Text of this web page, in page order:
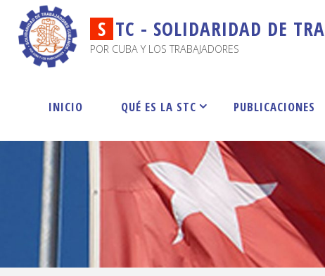
S TC - SOLIDARIDAD DE TRA
POR CUBA Y LOS TRABAJADORES
INICIO QUÉ ES LA STC PUBLICACIONES